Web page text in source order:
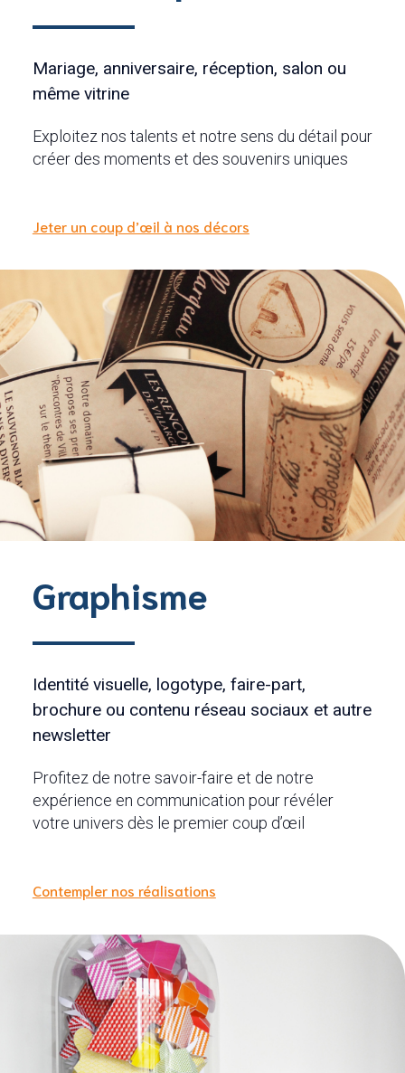
Mariage, anniversaire, réception, salon ou
même vitrine
Exploitez nos talents et notre sens du détail pour
créer des moments et des souvenirs uniques
Jeter un coup d’œil à nos décors
Graphisme
Identité visuelle, logotype, faire-part,
brochure ou contenu réseau sociaux et autre
newsletter
Profitez de notre savoir-faire et de notre
expérience en communication pour révéler
votre univers dès le premier coup d’œil
Contempler nos réalisations